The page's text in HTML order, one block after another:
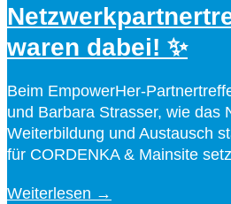
waren dabei! ✨
Beim EmpowerHer-
und Barbara Strasser, wie das
Weiterbildung und Austausch
für CORDENKA & Mainsite
Weiterlesen →